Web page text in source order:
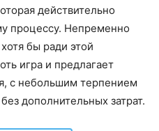
действительно
процессу. Непременно
бы ради этой
игра и предлагает
с небольшим терпением
дополнительных затрат.